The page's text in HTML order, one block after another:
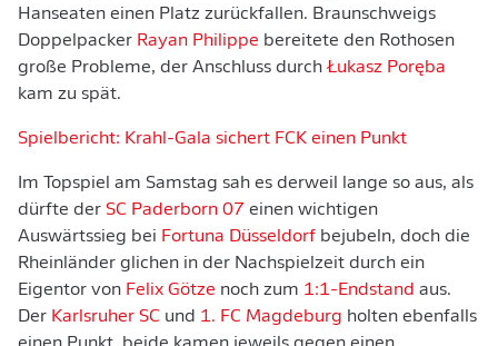
Hanseaten einen Platz zurückfallen. Braunschweigs
Doppelpacker Rayan Philippe bereitete den Rothosen
große Probleme, der Anschluss durch Łukasz Poręba
kam zu spät.
Spielbericht: Krahl-Gala sichert FCK einen Punkt
Im Topspiel am Samstag sah es derweil lange so aus, als
dürfte der SC Paderborn 07 einen wichtigen
Auswärtssieg bei Fortuna Düsseldorf bejubeln, doch die
Rheinländer glichen in der Nachspielzeit durch ein
Eigentor von Felix Götze noch zum 1:1-Endstand aus.
Der Karlsruher SC und 1. FC Magdeburg holten ebenfalls